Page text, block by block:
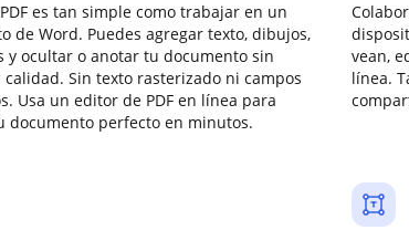
es tan simple como trabajar en un
de Word. Puedes agregar texto, dibujos,
y ocultar o anotar tu documento sin
calidad. Sin texto rasterizado ni campos
Usa un editor de PDF en línea para
documento perfecto en minutos.
vean,
línea.